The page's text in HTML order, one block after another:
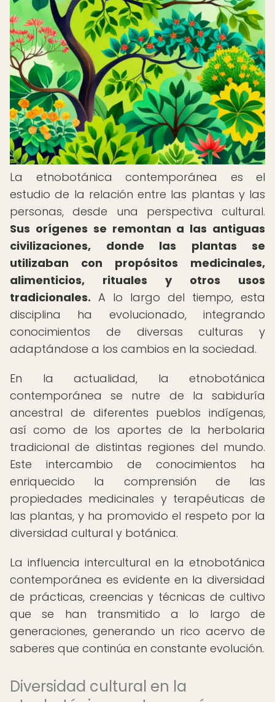
La etnobotánica contemporánea es el
estudio de la relación entre las plantas y las
personas, desde una perspectiva cultural.
Sus orígenes se remontan a las antiguas
civilizaciones, donde las plantas se
utilizaban con propósitos medicinales,
alimenticios, rituales y otros usos
tradicionales. A lo largo del tiempo, esta
disciplina ha evolucionado, integrando
conocimientos de diversas culturas y
adaptándose a los cambios en la sociedad.
En la actualidad, la etnobotánica
contemporánea se nutre de la sabiduría
ancestral de diferentes pueblos indígenas,
así como de los aportes de la herbolaria
tradicional de distintas regiones del mundo.
Este intercambio de conocimientos ha
enriquecido la comprensión de las
propiedades medicinales y terapéuticas de
las plantas, y ha promovido el respeto por la
diversidad cultural y botánica.
La influencia intercultural en la etnobotánica
contemporánea es evidente en la diversidad
de prácticas, creencias y técnicas de cultivo
que se han transmitido a lo largo de
generaciones, generando un rico acervo de
saberes que continúa en constante evolución.
Diversidad cultural en la